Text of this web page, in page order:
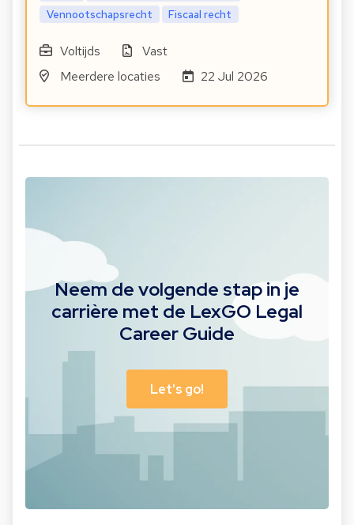
Vennootschapsrecht
Fiscaal recht
Voltijds
Vast
Meerdere locaties
22 Jul 2026
Neem de volgende stap in je
carrière met de LexGO Legal
Career Guide
Let's go!